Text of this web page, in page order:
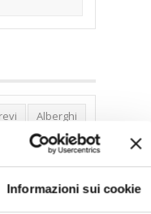
Informazioni sui cookie
Alberghi
Banca Woolwich